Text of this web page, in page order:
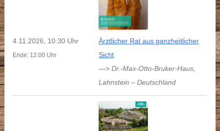
4.11.2026, 10:30 Uhr
Ende: 12:00 Uhr
Ärztlicher Rat aus ganzheitlicher
Sicht
—> Dr.-Max-Otto-Bruker-Haus,
Lahnstein –Deutschland